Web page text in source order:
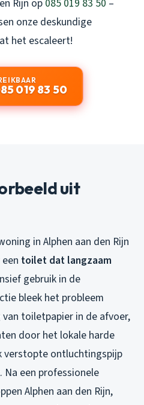
Rijn op 085 019 83 50 –
onze deskundige
het escaleert!
019 83 50
uit
in Alphen aan den Rijn
toilet dat langzaam
gebruik in de
bleek het probleem
toiletpapier in de afvoer,
door het lokale harde
verstopte ontluchtingspijp
een professionele
Alphen aan den Rijn,